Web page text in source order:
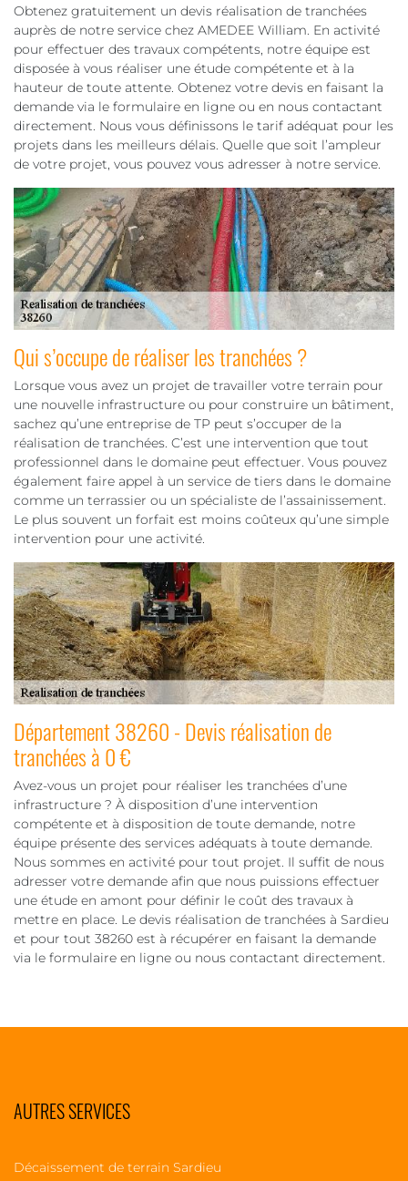
Obtenez gratuitement un devis réalisation de tranchées
auprès de notre service chez AMEDEE William. En activité
pour effectuer des travaux compétents, notre équipe est
disposée à vous réaliser une étude compétente et à la
hauteur de toute attente. Obtenez votre devis en faisant la
demande via le formulaire en ligne ou en nous contactant
directement. Nous vous définissons le tarif adéquat pour les
projets dans les meilleurs délais. Quelle que soit l’ampleur
de votre projet, vous pouvez vous adresser à notre service.
Qui s’occupe de réaliser les tranchées ?
Lorsque vous avez un projet de travailler votre terrain pour
une nouvelle infrastructure ou pour construire un bâtiment,
sachez qu’une entreprise de TP peut s’occuper de la
réalisation de tranchées. C’est une intervention que tout
professionnel dans le domaine peut effectuer. Vous pouvez
également faire appel à un service de tiers dans le domaine
comme un terrassier ou un spécialiste de l’assainissement.
Le plus souvent un forfait est moins coûteux qu’une simple
intervention pour une activité.
Département 38260 - Devis réalisation de
tranchées à 0 €
Avez-vous un projet pour réaliser les tranchées d’une
infrastructure ? À disposition d’une intervention
compétente et à disposition de toute demande, notre
équipe présente des services adéquats à toute demande.
Nous sommes en activité pour tout projet. Il suffit de nous
adresser votre demande afin que nous puissions effectuer
une étude en amont pour définir le coût des travaux à
mettre en place. Le devis réalisation de tranchées à Sardieu
et pour tout 38260 est à récupérer en faisant la demande
via le formulaire en ligne ou nous contactant directement.
AUTRES SERVICES
Décaissement de terrain Sardieu